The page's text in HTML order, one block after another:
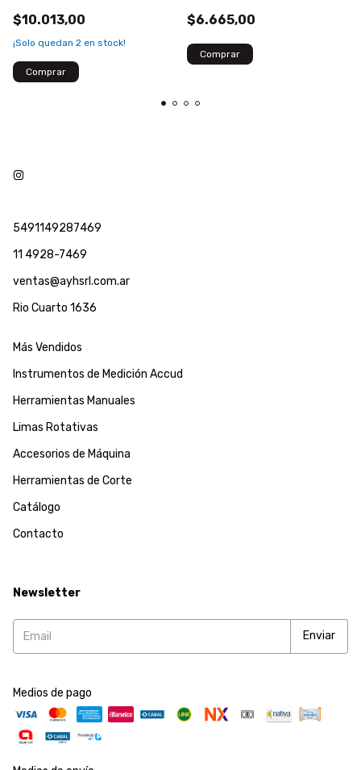
$10.013,00
¡Solo quedan 2 en stock!
$6.665,00
5491149287469
11 4928-7469
ventas@ayhsrl.com.ar
Rio Cuarto 1636
Más Vendidos
Instrumentos de Medición Accud
Herramientas Manuales
Limas Rotativas
Accesorios de Máquina
Herramientas de Corte
Catálogo
Contacto
Newsletter
Medios de pago